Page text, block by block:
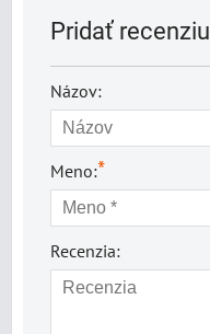
Pridať recenziu
Názov:
Meno:*
Recenzia: